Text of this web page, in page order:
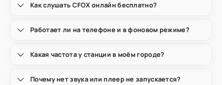
Как слушать CFOX онлайн бесплатно?
Работает ли на телефоне и в фоновом режиме?
Какая частота у станции в моём городе?
Почему нет звука или плеер не запускается?